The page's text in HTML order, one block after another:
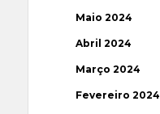
Maio 2024
Abril 2024
Março 2024
Fevereiro 2024